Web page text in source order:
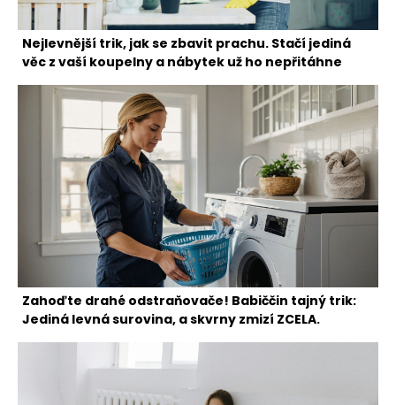
Nejlevnější trik, jak se zbavit prachu. Stačí jediná
věc z vaší koupelny a nábytek už ho nepřitáhne
Zahoďte drahé odstraňovače! Babiččin tajný trik:
Jediná levná surovina, a skvrny zmizí ZCELA.